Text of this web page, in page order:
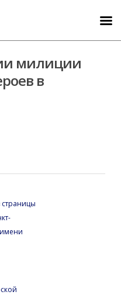
милиции
в
страницы